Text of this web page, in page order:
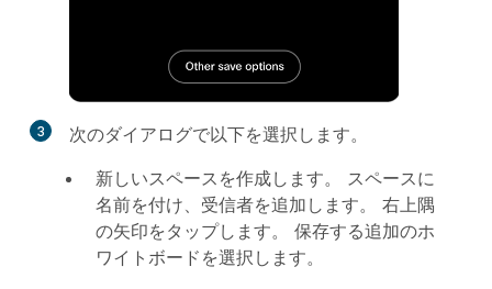
3
次のダイアログで以下を選択します。
新しいスペースを作成します。 スペースに
名前を付け、受信者を追加します。 右上隅
の矢印をタップします。 保存する追加のホ
ワイトボードを選択します。